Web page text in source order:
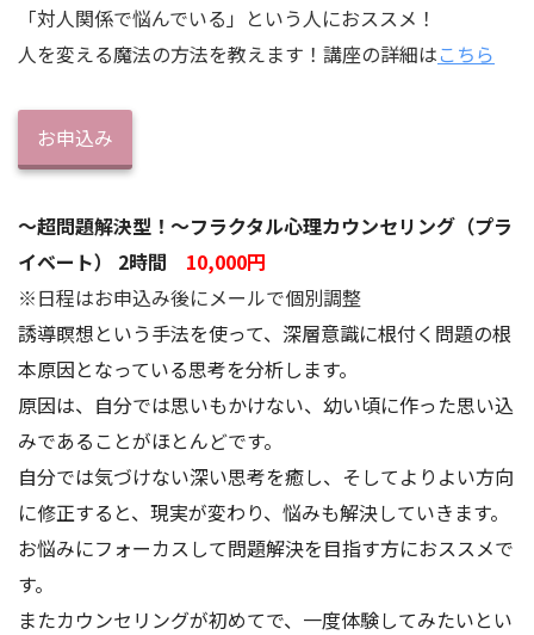
「対人関係で悩んでいる」という人におススメ！
人を変える魔法の方法を教えます！講座の詳細はこちら
お申込み
～超問題解決型！～フラクタル心理カウンセリング（プラ
イベート） 2時間 10,000円
※日程はお申込み後にメールで個別調整
誘導瞑想という手法を使って、深層意識に根付く問題の根
本原因となっている思考を分析します。
原因は、自分では思いもかけない、幼い頃に作った思い込
みであることがほとんどです。
自分では気づけない深い思考を癒し、そしてよりよい方向
に修正すると、現実が変わり、悩みも解決していきます。
お悩みにフォーカスして問題解決を目指す方におススメで
す。
またカウンセリングが初めてで、一度体験してみたいとい